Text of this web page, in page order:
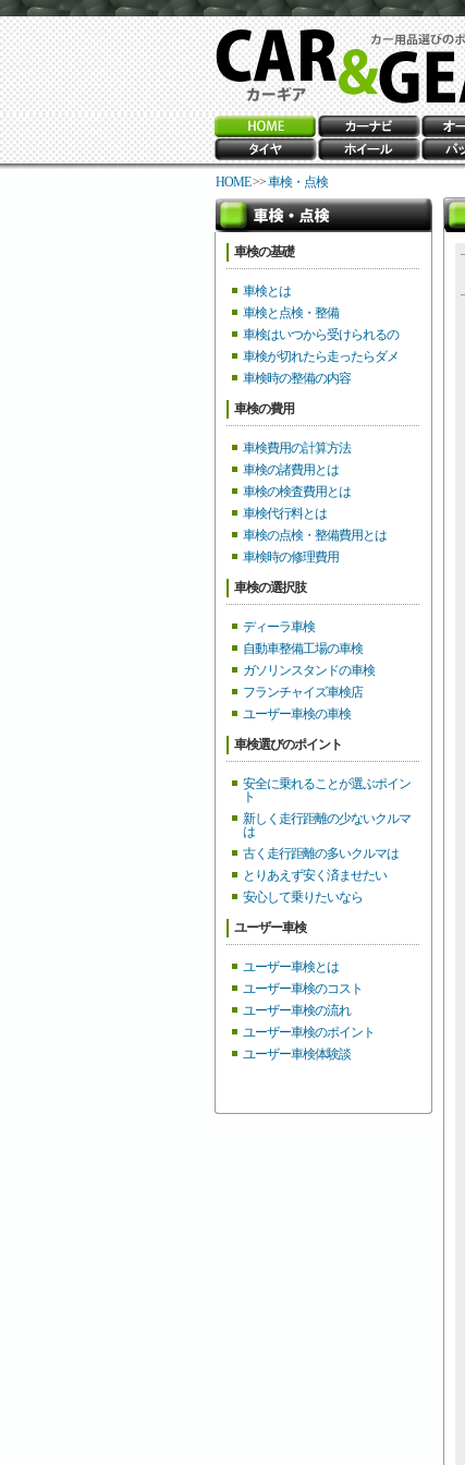
HOME>>車検・点検
車検の基礎
車検とは
車検と点検・整備
車検はいつから受けられるの
車検が切れたら走ったらダメ
車検時の整備の内容
車検の費用
車検費用の計算方法
車検の諸費用とは
車検の検査費用とは
車検代行料とは
車検の点検・整備費用とは
車検時の修理費用
車検の選択肢
ディーラ車検
自動車整備工場の車検
ガソリンスタンドの車検
フランチャイズ車検店
ユーザー車検の車検
車検選びのポイント
安全に乗れることが選ぶポイン
ト
新しく走行距離の少ないクルマ
は
古く走行距離の多いクルマは
とりあえず安く済ませたい
安心して乗りたいなら
ユーザー車検
ユーザー車検とは
ユーザー車検のコスト
ユーザー車検の流れ
ユーザー車検のポイント
ユーザー車検体験談